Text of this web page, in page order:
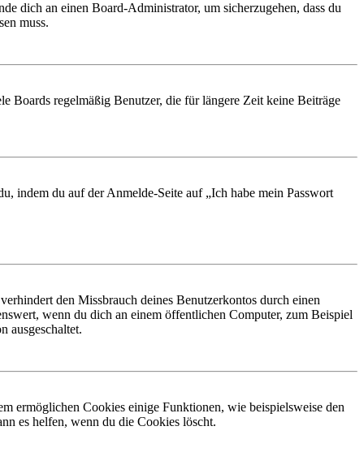
dich an einen Board-Administrator, um sicherzugehen, dass du
muss.
Boards regelmäßig Benutzer, die für längere Zeit keine Beiträge
indem du auf der Anmelde-Seite auf „Ich habe mein Passwort
den Missbrauch deines Benutzerkontos durch einen
wenn du dich an einem öffentlichen Computer, zum Beispiel
ausgeschaltet.
ermöglichen Cookies einige Funktionen, wie beispielsweise den
es helfen, wenn du die Cookies löscht.